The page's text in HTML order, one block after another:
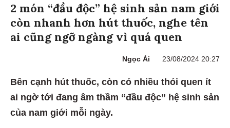
2 món “đầu độc” hệ sinh sản nam giới
còn nhanh hơn hút thuốc, nghe tên
ai cũng ngỡ ngàng vì quá quen
Ngọc Ái 23/08/2024 20:27
Bên cạnh hút thuốc, còn có nhiều thói quen ít
ai ngờ tới đang âm thầm “đầu độc” hệ sinh sản
của nam giới mỗi ngày.